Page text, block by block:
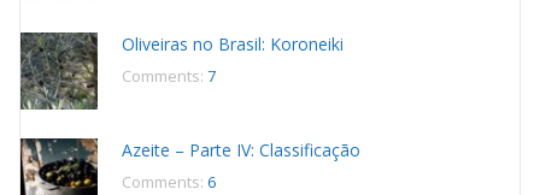
Oliveiras no Brasil: Koroneiki
Comments: 7
Azeite – Parte IV: Classificação
Comments: 6